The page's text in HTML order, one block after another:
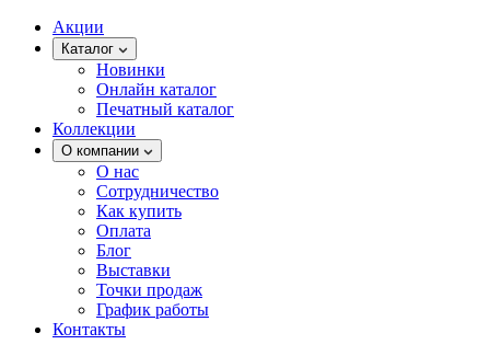
Акции
Каталог
Новинки
Онлайн каталог
Печатный каталог
Коллекции
О компании
О нас
Сотрудничество
Как купить
Оплата
Блог
Выставки
Точки продаж
График работы
Контакты